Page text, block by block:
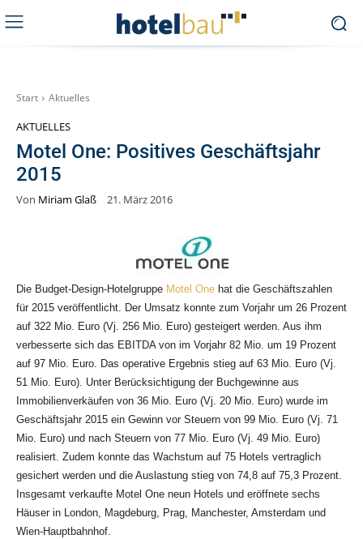
Start Aktuelles
AKTUELLES
Motel One: Positives Geschäftsjahr
2015
Von Miriam Glaß 21. März 2016
Die Budget-Design-Hotelgruppe Motel One hat die Geschäftszahlen
für 2015 veröffentlicht. Der Umsatz konnte zum Vorjahr um 26 Prozent
auf 322 Mio. Euro (Vj. 256 Mio. Euro) gesteigert werden. Aus ihm
verbesserte sich das EBITDA von im Vorjahr 82 Mio. um 19 Prozent
auf 97 Mio. Euro. Das operative Ergebnis stieg auf 63 Mio. Euro (Vj.
51 Mio. Euro). Unter Berücksichtigung der Buchgewinne aus
Immobilienverkäufen von 36 Mio. Euro (Vj. 20 Mio. Euro) wurde im
Geschäftsjahr 2015 ein Gewinn vor Steuern von 99 Mio. Euro (Vj. 71
Mio. Euro) und nach Steuern von 77 Mio. Euro (Vj. 49 Mio. Euro)
realisiert. Zudem konnte das Wachstum auf 75 Hotels vertraglich
gesichert werden und die Auslastung stieg von 74,8 auf 75,3 Prozent.
Insgesamt verkaufte Motel One neun Hotels und eröffnete sechs
Häuser in London, Magdeburg, Prag, Manchester, Amsterdam und
Wien-Hauptbahnhof.